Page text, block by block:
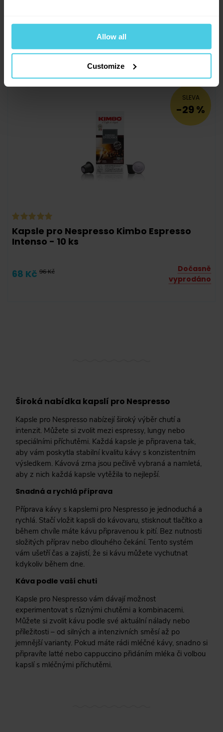
Allow all
Customize
SLEVA
-29 %
Kapsle pro Nespresso Kimbo Espresso
Intenso - 10 ks
68 Kč 96 Kč
Dočasně
vyprodáno
Široká nabídka kapslí pro Nespresso
Kapsle pro Nespresso nabízejí široký výběr chutí a
intenzit. Můžete si zvolit mezi espressy, lungy nebo
speciálními příchutěmi. Každá kapsle je připravena tak,
aby vám poskytla stabilní kvalitu kávy s konzistentním
výsledkem. Kávová zrna jsou pečlivě vybraná a namletá,
aby z nich každá kapsle vytěžila to nejlepší.
Snadná a rychlá příprava
Příprava kávy s kapslemi pro Nespresso je jednoduchá a
rychlá. Stačí vložit kapsli do kávovaru, stisknout tlačítko a
během chvíle máte kávu připravenou k pití. Bez nutnosti
složitých příprav nebo dlouhého čekání. Tento systém
vám ušetří čas a zajistí, že si kávu můžete vychutnat
kdykoliv během dne.
Káva podle vaší chuti
Kapsle pro Nespresso vám dávají možnost
experimentovat s různými chutěmi a kombinacemi.
Můžete si zvolit kávu podle své aktuální nálady nebo
příležitosti – od silných a intenzivních směsí až po
jemnější varianty. Pokud máte rádi mléčné kávy, snadno si
připravíte latté nebo cappuccino přidáním mléka či volbou
kapslí s mléčnými příchutěmi.